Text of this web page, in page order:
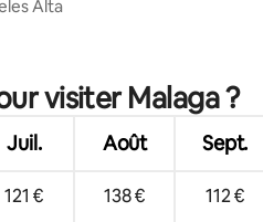
Alta
visiter Malaga ?
Juil. Août Sept.
121 € 138 € 112 €